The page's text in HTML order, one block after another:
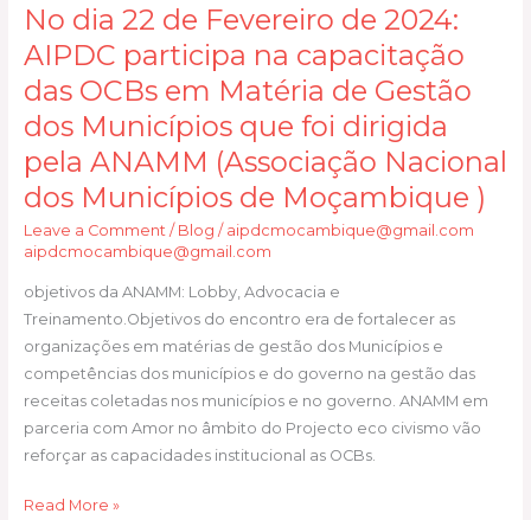
No dia 22 de Fevereiro de 2024:
AIPDC participa na capacitação
das OCBs em Matéria de Gestão
dos Municípios que foi dirigida
pela ANAMM (Associação Nacional
dos Municípios de Moçambique )
Leave a Comment / Blog / aipdcmocambique@gmail.com
aipdcmocambique@gmail.com
objetivos da ANAMM: Lobby, Advocacia e
Treinamento.Objetivos do encontro era de fortalecer as
organizações em matérias de gestão dos Municípios e
competências dos municípios e do governo na gestão das
receitas coletadas nos municípios e no governo. ANAMM em
parceria com Amor no âmbito do Projecto eco civismo vão
reforçar as capacidades institucional as OCBs.
22
de
de
2024:
AIPDC
participa
na
capacitação
das
OCBs
em
Matéria
de
Gestão
dos
Municípios
foi
Read More »